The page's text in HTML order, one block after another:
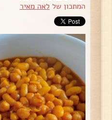
המתכון של לאה מאיר